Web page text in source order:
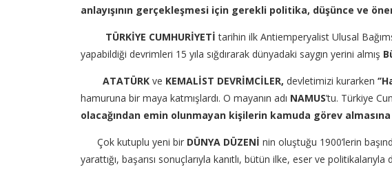
anlayışının gerçekleşmesi için gerekli politika, düşünce ve
TÜRKİYE CUMHURİYETİ tarihin ilk Antiemperyalist Ulusal
yapabildiği devrimleri 15 yıla sığdırarak dünyadaki saygın yerini almış
ATATÜRK ve KEMALİST DEVRİMCİLER, devletimizi kurarken ‘’
hamuruna bir maya katmışlardı. O mayanın adı NAMUS’tu. Türkiye
olacağından emin olunmayan kişilerin kamuda görev
Çok kutuplu yeni bir DÜNYA DÜZENİ nin oluştuğu 1900’lerin
yarattığı, başarısı sonuçlarıyla kanıtlı, bütün ilke, eser ve